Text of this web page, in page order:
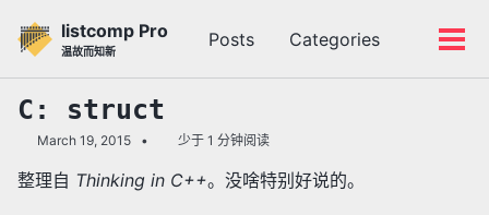
listcomp Pro
温故而知新
Posts Categories
切
换
C: struct
March 19, 2015 少于 1 分钟阅读
整理自 Thinking in C++。没啥特别好说的。